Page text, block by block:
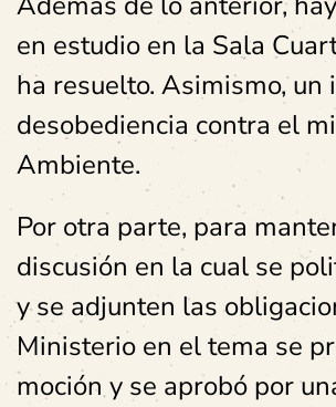
en estudio en la Sala
ha resuelto. Asimismo, un
desobediencia contra el
Ambiente.
Por otra parte, para
discusión en la cual se
y se adjunten las
Ministerio en el tema se
moción y se aprobó por